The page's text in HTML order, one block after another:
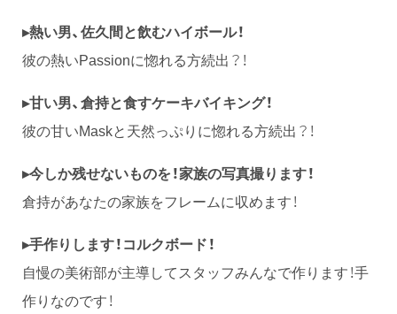
▸熱い男、佐久間と飲むハイボール！
彼の熱いPassionに惚れる方続出？！
▸甘い男、倉持と食すケーキバイキング！
彼の甘いMaskと天然っぷりに惚れる方続出？！
▸今しか残せないものを！家族の写真撮ります！
倉持があなたの家族をフレームに収めます！
▸手作りします！コルクボード！
自慢の美術部が主導してスタッフみんなで作ります！手
作りなのです！